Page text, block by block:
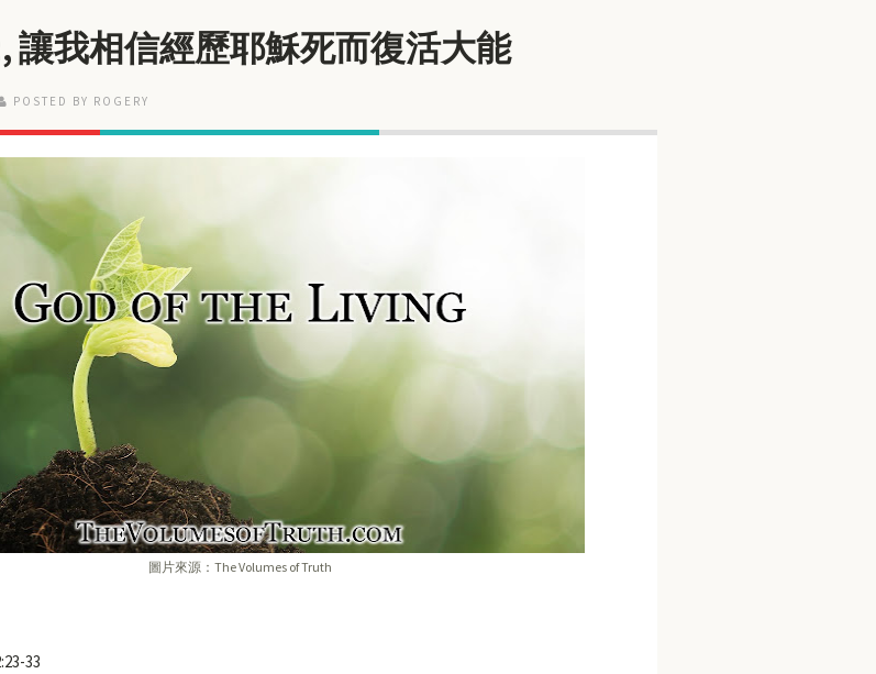
讓我相信經歷耶穌死而復活大能
POSTED BY ROGERY
圖片來源：The Volumes of Truth
33